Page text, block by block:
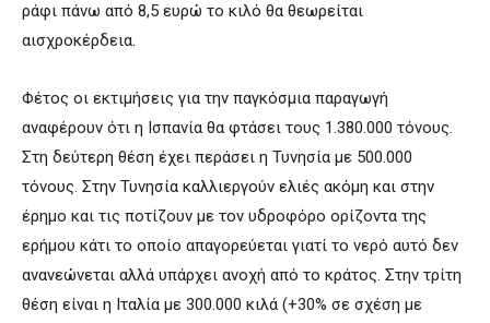
ράφι πάνω από 8,5 ευρώ το κιλό θα θεωρείται
αισχροκέρδεια.
Φέτος οι εκτιμήσεις για την παγκόσμια παραγωγή
αναφέρουν ότι η Ισπανία θα φτάσει τους 1.380.000 τόνους.
Στη δεύτερη θέση έχει περάσει η Τυνησία με 500.000
τόνους. Στην Τυνησία καλλιεργούν ελιές ακόμη και στην
έρημο και τις ποτίζουν με τον υδροφόρο ορίζοντα της
ερήμου κάτι το οποίο απαγορεύεται γιατί το νερό αυτό δεν
ανανεώνεται αλλά υπάρχει ανοχή από το κράτος. Στην τρίτη
θέση είναι η Ιταλία με 300.000 κιλά (+30% σε σχέση με